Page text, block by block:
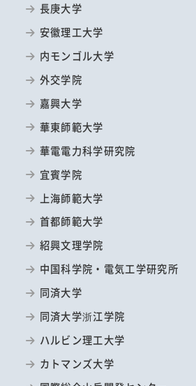
長庚大学
安徽理工大学
内モンゴル大学
外交学院
嘉興大学
華東師範大学
華電電力科学研究院
宜賓学院
上海師範大学
首都師範大学
紹興文理学院
中国科学院・電気工学研究所
同済大学
同済大学浙江学院
ハルビン理工大学
カトマンズ大学